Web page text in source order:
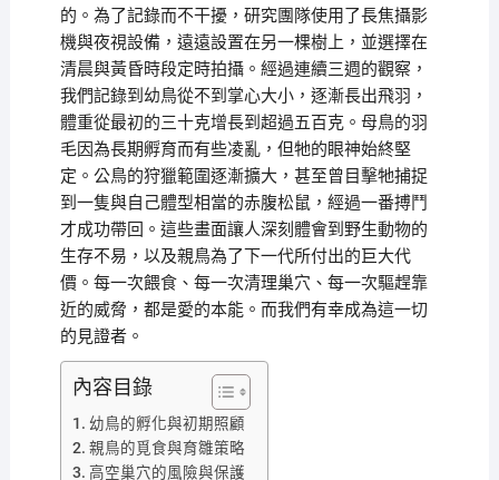
的。為了記錄而不干擾，研究團隊使用了長焦攝影
機與夜視設備，遠遠設置在另一棵樹上，並選擇在
清晨與黃昏時段定時拍攝。經過連續三週的觀察，
我們記錄到幼鳥從不到掌心大小，逐漸長出飛羽，
體重從最初的三十克增長到超過五百克。母鳥的羽
毛因為長期孵育而有些凌亂，但牠的眼神始終堅
定。公鳥的狩獵範圍逐漸擴大，甚至曾目擊牠捕捉
到一隻與自己體型相當的赤腹松鼠，經過一番搏鬥
才成功帶回。這些畫面讓人深刻體會到野生動物的
生存不易，以及親鳥為了下一代所付出的巨大代
價。每一次餵食、每一次清理巢穴、每一次驅趕靠
近的威脅，都是愛的本能。而我們有幸成為這一切
的見證者。
內容目錄
幼鳥的孵化與初期照顧
親鳥的覓食與育雛策略
高空巢穴的風險與保護